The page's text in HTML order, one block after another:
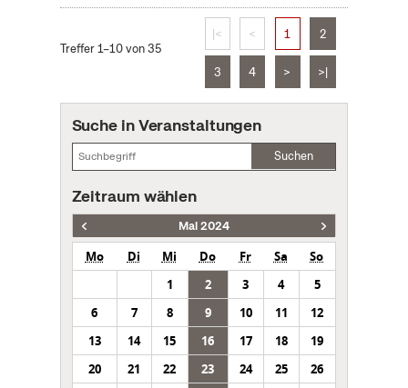
Treffer 1–10 von 35
|< < 1 2
3 4 > >|
Suche in Veranstaltungen
Suchen
Zeitraum wählen
Mai 2024
Mo Di Mi Do Fr Sa
So
1
2 3 4
5
6
7 8 9 10 11
12
13
14 15 16 17 18
19
20
21 22 23 24 25
26